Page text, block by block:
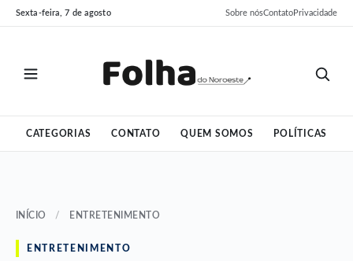
Pular
para
Pular
para
Sexta-feira, 7 de agosto Sobre nósContatoPrivacidade
CATEGORIAS CONTATO QUEM SOMOS POLÍTICAS
INÍCIO / ENTRETENIMENTO
ENTRETENIMENTO